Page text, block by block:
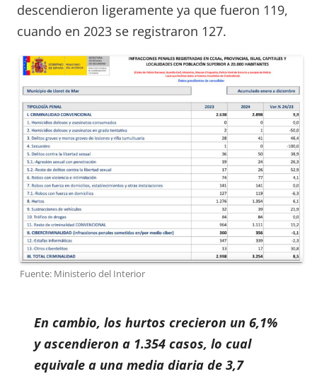
descendieron ligeramente ya que fueron 119,
cuando en 2023 se registraron 127.
Fuente: Ministerio del Interior
En cambio, los hurtos crecieron un 6,1%
y ascendieron a 1.354 casos, lo cual
equivale a una media diaria de 3,7